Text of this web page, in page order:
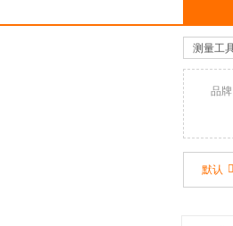
测量工
品牌
默认